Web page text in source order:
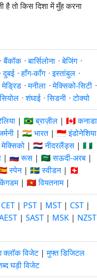
है तो किस दिशा में मुँह करना
·बैंकॉक ·बार्सिलोना ·बेजिंग ·
·दुबई ·हाँग-काँग ·इस्तांबुल ·
मेड्रिड ·मनीला ·मेक्सिको-सिटी ·
सियोल ·शंघाई ·सिडनी ·टोक्यो
| 🇧🇷 ब्राज़ील | 🇨🇦 कनाडा
| 🇮🇳 भारत| 🇮🇩 इंडोनेशिया
| 🇳🇱 नीदरलैंड्स | 🇳🇬
| 🇷🇺 रूस | 🇸🇦 सऊदी-अरब |
स्पेन| 🇸🇪 स्वीडन| 🇨🇭
| 🇻🇳 वियतनाम|
CET | PST | MST | CST |
| SAST | MSK | NZST
क्लॉक विजेट|मुफ्त डिजिटल
घड़ी विजेट